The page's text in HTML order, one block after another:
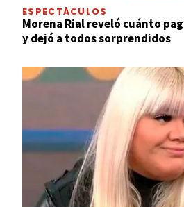
ESPECTÁCULOS
Morena Rial reveló cuánto
y dejó a todos sorprendidos